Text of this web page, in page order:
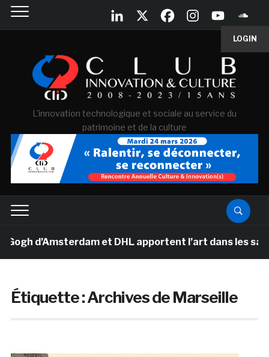
LOGIN
L'innovation technologique et sociale au service du
patrimoine et de la culture
d’Amsterdam et DHL apportent l’art dans les salles
Étiquette :Archives de Marseille